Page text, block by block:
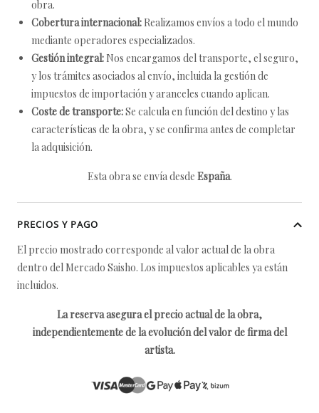
obra.
Cobertura internacional: Realizamos envíos a todo el mundo
mediante operadores especializados.
Gestión integral: Nos encargamos del transporte, el seguro,
y los trámites asociados al envío, incluida la gestión de
impuestos de importación y aranceles cuando aplican.
Coste de transporte:Se calcula en función del destino y las
características de la obra, y se confirma antes de completar
la adquisición.
Esta obra se envía desde España.
PRECIOS Y PAGO
El precio mostrado corresponde al valor actual de la obra
dentro del Mercado Saisho. Los impuestos aplicables ya están
incluidos.
La reserva asegura el precio actual de la obra,
independientemente de la evolución del valor de firma del
artista.